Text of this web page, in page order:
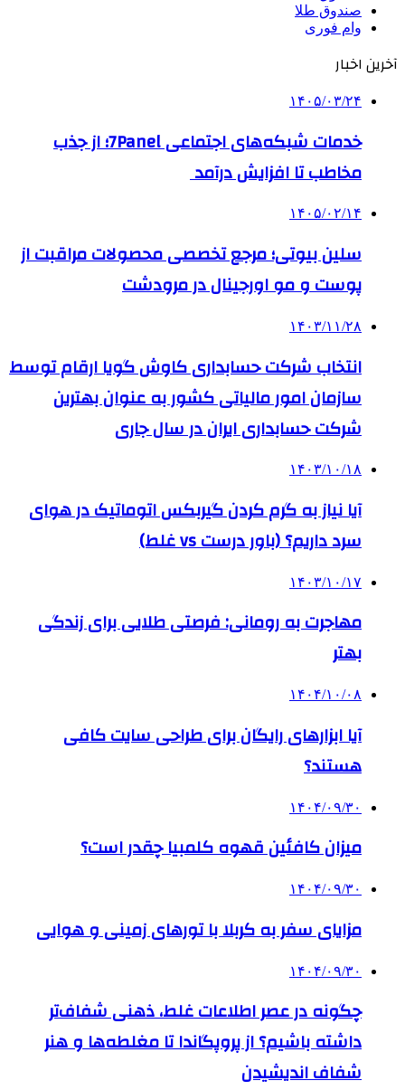
صندوق طلا
وام فوری
آخرین اخبار
۱۴۰۵/۰۳/۲۴
خدمات شبکه‌های اجتماعی 7Panel؛ از جذب
مخاطب تا افزایش درآمد
۱۴۰۵/۰۲/۱۴
سلین بیوتی؛ مرجع تخصصی محصولات مراقبت از
پوست و مو اورجینال در مرودشت
۱۴۰۳/۱۱/۲۸
انتخاب شرکت حسابداری کاوش گویا ارقام توسط
سازمان امور مالیاتی کشور به عنوان بهترین
شرکت حسابداری ایران در سال جاری
۱۴۰۳/۱۰/۱۸
آیا نیاز به گرم کردن گیربکس اتوماتیک در هوای
سرد داریم؟ (باور درست vs غلط)
۱۴۰۳/۱۰/۱۷
مهاجرت به رومانی: فرصتی طلایی برای زندگی
بهتر
۱۴۰۴/۱۰/۰۸
آیا ابزارهای رایگان برای طراحی سایت کافی
هستند؟
۱۴۰۴/۰۹/۳۰
میزان کافئین قهوه کلمبیا چقدر است؟
۱۴۰۴/۰۹/۳۰
مزایای سفر به کربلا با تورهای زمینی و هوایی
۱۴۰۴/۰۹/۳۰
چگونه در عصر اطلاعات غلط، ذهنی شفاف‌تر
داشته باشیم؟ از پروپگاندا تا مغلطه‌ها و هنر
شفاف اندیشیدن